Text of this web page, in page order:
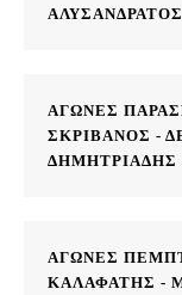
ΑΓΩΝΕΣ
ΣΚΡΙΒΑΝΟΣ -
ΔΗΜΗΤΡΙΑΔΗΣ
ΑΓΩΝΕΣ
ΚΑΛΑΦΑΤΗΣ -